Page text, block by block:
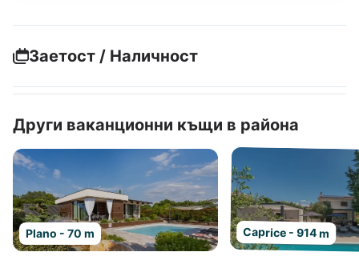
Заетост / Наличност
Други ваканционни къщи в района
Plano - 70 m Caprice - 914 m